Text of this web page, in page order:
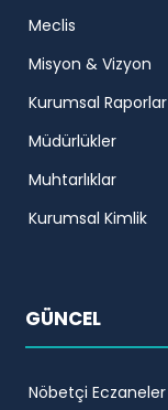
Meclis
Misyon & Vizyon
Kurumsal Raporlar
Müdürlükler
Muhtarlıklar
Kurumsal Kimlik
GÜNCEL
Nöbetçi Eczaneler